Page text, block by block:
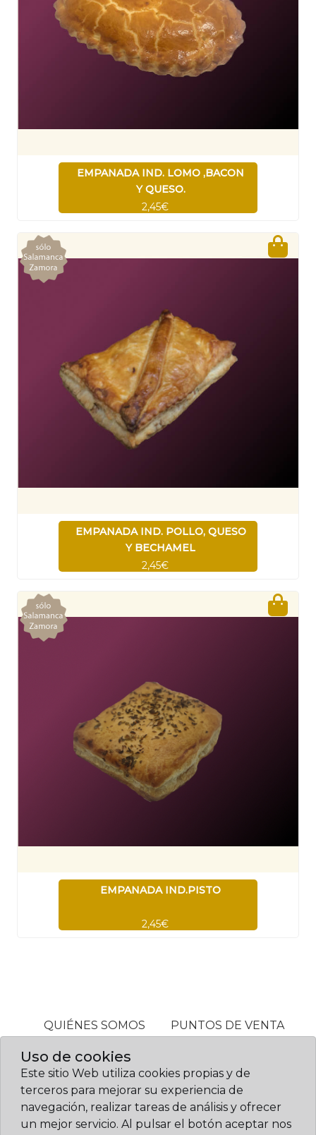
EMPANADA IND. LOMO ,BACON
Y QUESO.
2,45€
EMPANADA IND. POLLO, QUESO
Y BECHAMEL
2,45€
EMPANADA IND.PISTO
2,45€
QUIÉNES SOMOS PUNTOS DE VENTA
ALÉRGENOS
© Confitería Gil 2026. Diseño web:
www.sietemandarinas.com
Uso de cookies
Este sitio Web utiliza cookies propias y de
terceros para mejorar su experiencia de
navegación, realizar tareas de análisis y ofrecer
un mejor servicio. Al pulsar el botón aceptar nos